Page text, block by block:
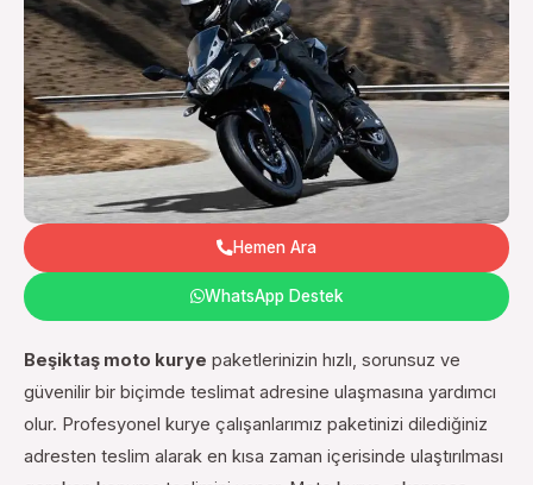
Beşiktaş moto kurye paketlerinizin hızlı, sorunsuz ve
güvenilir bir biçimde teslimat adresine ulaşmasına yardımcı
olur. Profesyonel kurye çalışanlarımız paketinizi dilediğiniz
adresten teslim alarak en kısa zaman içerisinde ulaştırılması
Hemen Ara
WhatsApp Destek